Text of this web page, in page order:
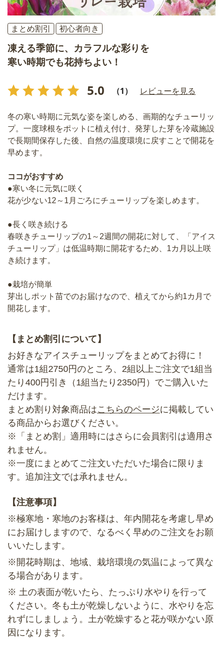
まとめ割引 初心者向き
凍える季節に、カラフルな彩りを
寒い時期でも花持ちよい！
5.0 （1） レビューを見る
冬の寒い時期に元気な姿を楽しめる、画期的なチューリッ
プ。一度球根をポットに植え付け、発芽した芽を冷蔵施設
で長期間保存した後、自然の温度環境に戻すことで開花を
早めます。
ココがおすすめ
●寒い冬に元気に咲く
花が少ない12～1月ごろにチューリップを楽しめます。
●長く咲き続ける
春咲きチューリップの1～2週間の開花に対して、「アイス
チューリップ」は低温時期に開花するため、1カ月以上咲
き続けます。
●栽培が簡単
芽出しポット苗でのお届けなので、植えてから約1カ月で
開花します。
【まとめ割引について】
お好きなアイスチューリップをまとめてお得に！
通常は1組2750円のところ、2組以上ご注文で1組当
たり400円引き（1組当たり2350円）でご購入いた
だけます。
まとめ割り対象商品はこちらのページに掲載してい
る商品からお選びください。
※「まとめ割」適用時にはさらに会員割引は適用さ
れません。
※一度にまとめてご注文いただいた場合に限りま
す。追加注文では承れません。
【注意事項】
※極寒地・寒地のお客様は、年内開花を考慮し早め
にお届けしますので、なるべく早めのご注文をお願
いいたします。
※開花時期は、地域、栽培環境の気温によって異な
る場合があります。
※ 土の表面が乾いたら、たっぷり水やりを行って
ください。冬も土が乾燥しないように、水やりを忘
れずにしましょう。土が乾燥すると花が咲かない原
因になります。